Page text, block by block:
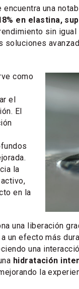
una
en elastina,
sin igual
soluciones
como
el
El
la
en la
una liberación
un efecto más
una
hidratación
la